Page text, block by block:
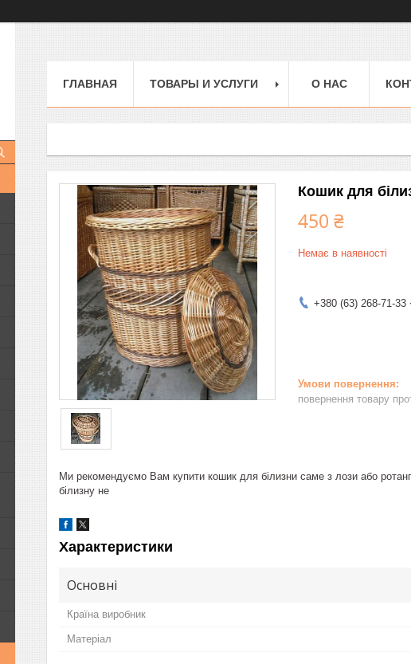
ГЛАВНАЯ ТОВАРЫ И УСЛУГИ О НАС
Кошик для
450 ₴
Немає в наявності
+380 (63) 268-71-33
повернення товару
Ми рекомендуємо Вам купити кошик для білизни саме з лози або
білизну не
Характеристики
Основні
Країна виробник
Матеріал